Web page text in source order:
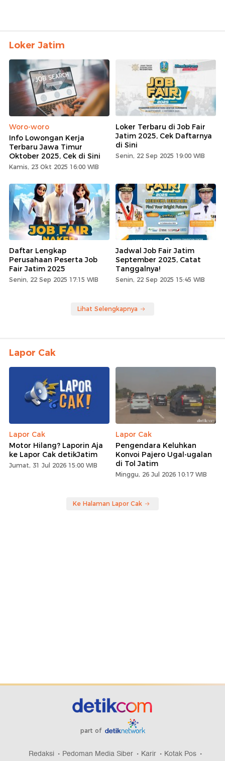
Loker Jatim
Woro-woro
Info Lowongan Kerja
Terbaru Jawa Timur
Oktober 2025, Cek di Sini
Kamis, 23 Okt 2025 16:00 WIB
Loker Terbaru di Job Fair
Jatim 2025, Cek Daftarnya
di Sini
Senin, 22 Sep 2025 19:00 WIB
Daftar Lengkap
Perusahaan Peserta Job
Fair Jatim 2025
Senin, 22 Sep 2025 17:15 WIB
Jadwal Job Fair Jatim
September 2025, Catat
Tanggalnya!
Senin, 22 Sep 2025 15:45 WIB
Lihat Selengkapnya
Lapor Cak
Lapor Cak
Motor Hilang? Laporin Aja
ke Lapor Cak detikJatim
Jumat, 31 Jul 2026 15:00 WIB
Lapor Cak
Pengendara Keluhkan
Konvoi Pajero Ugal-ugalan
di Tol Jatim
Minggu, 26 Jul 2026 10:17 WIB
Ke Halaman Lapor Cak
part of
Redaksi Pedoman Media Siber Karir Kotak Pos